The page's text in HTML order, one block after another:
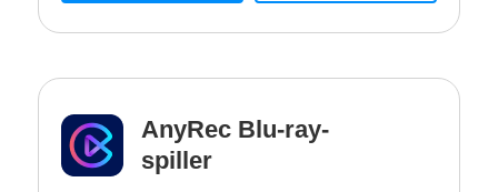
AnyRec Blu-ray-
spiller